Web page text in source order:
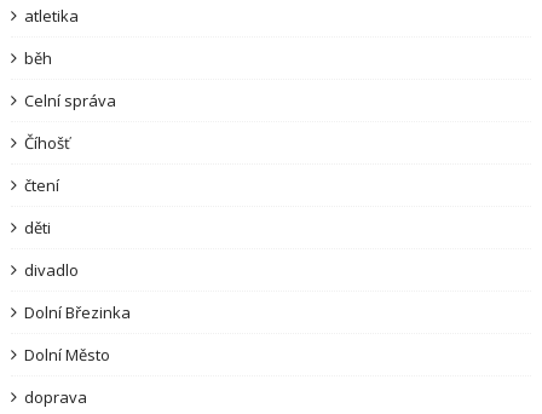
atletika
běh
Celní správa
Číhošť
čtení
děti
divadlo
Dolní Březinka
Dolní Město
doprava